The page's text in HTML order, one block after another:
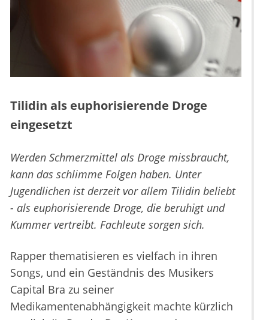
Tilidin als euphorisierende Droge
eingesetzt
Werden Schmerzmittel als Droge missbraucht,
kann das schlimme Folgen haben. Unter
Jugendlichen ist derzeit vor allem Tilidin beliebt
- als euphorisierende Droge, die beruhigt und
Kummer vertreibt. Fachleute sorgen sich.
Rapper thematisieren es vielfach in ihren
Songs, und ein Geständnis des Musikers
Capital Bra zu seiner
Medikamentenabhängigkeit machte kürzlich